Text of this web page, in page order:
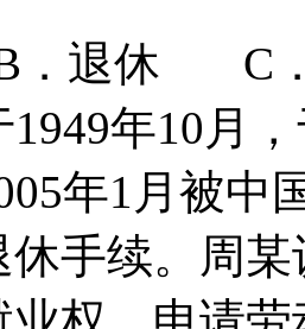
．退休 C
1949年10月
年1月被中
休手续。周